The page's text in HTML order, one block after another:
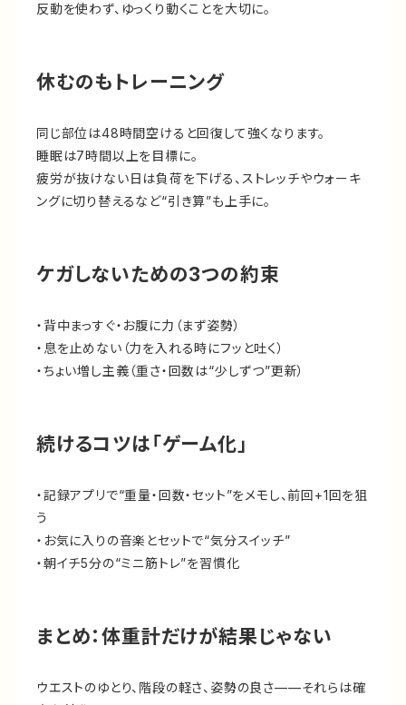
反動を使わず、ゆっくり動くことを大切に。
休むのもトレーニング
同じ部位は48時間空けると回復して強くなります。
睡眠は7時間以上を目標に。
疲労が抜けない日は負荷を下げる、ストレッチやウォーキ
ングに切り替えるなど“引き算”も上手に。
ケガしないための3つの約束
・背中まっすぐ・お腹に力（まず姿勢）
・息を止めない（力を入れる時にフッと吐く）
・ちょい増し主義（重さ・回数は“少しずつ”更新）
続けるコツは「ゲーム化」
・記録アプリで“重量・回数・セット”をメモし、前回+1回を狙
う
・お気に入りの音楽とセットで“気分スイッチ”
・朝イチ5分の“ミニ筋トレ”を習慣化
まとめ：体重計だけが結果じゃない
ウエストのゆとり、階段の軽さ、姿勢の良さ——それらは確